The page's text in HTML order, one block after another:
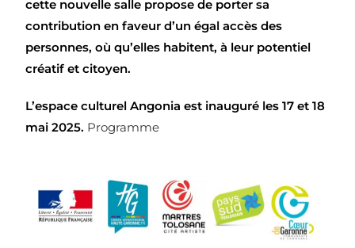
cette nouvelle salle propose de porter sa
contribution en faveur d’un égal accès des
personnes, où qu’elles habitent, à leur potentiel
créatif et citoyen.
L’espace culturel Angonia est inauguré les 17 et 18
mai 2025. Programme